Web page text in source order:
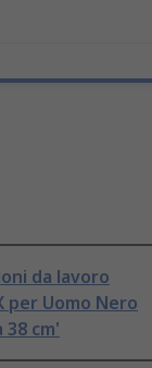
da lavoro
per Uomo Nero
38 cm'